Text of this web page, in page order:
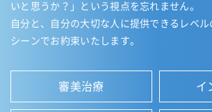
いと思うか？」という視点を忘れません。
自分と、自分の大切な人に提供できるレベ
シーンでお約束いたします。
審美治療 イ